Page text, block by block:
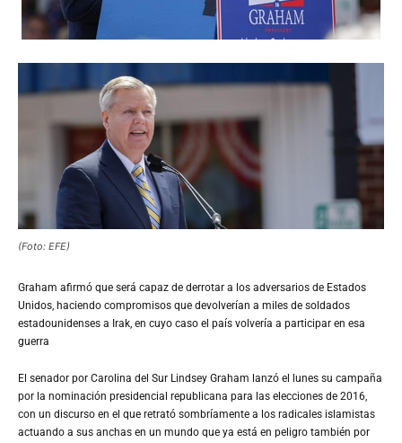
(Foto: EFE)
Graham afirmó que será capaz de derrotar a los adversarios de Estados
Unidos, haciendo compromisos que devolverían a miles de soldados
estadounidenses a Irak, en cuyo caso el país volvería a participar en esa
guerra
El senador por Carolina del Sur Lindsey Graham lanzó el lunes su campaña
por la nominación presidencial republicana para las elecciones de 2016,
con un discurso en el que retrató sombríamente a los radicales islamistas
actuando a sus anchas en un mundo que ya está en peligro también por